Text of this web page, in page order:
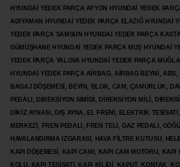
HYUNDAİ YEDEK PARÇA AFYON HYUNDAİ YEDEK
ADIYAMAN HYUNDAİ YEDEK PARÇA ELAZIĞ HYUNDAİ
YEDEK PARÇA SAMSUN HYUNDAİ YEDEK PARÇA
GÜMÜŞHANE HYUNDAİ YEDEK PARÇA MUŞ HYUNDAİ
YEDEK PARÇA YALOVA HYUNDAİ YEDEK PARÇA
HYUNDAİ YEDEK PARÇA AİRBAG, AİRBAG BEYNİ,
BAGAJ DÖŞEMESİ, BEYİN, BLOK, CAM, ÇAMURLUK,
PEDALI, DİREKSİYON SİMİDİ, DİREKSİYON MİLİ,
DİKİZ AYNASI, DIŞ AYNA, EL FRENİ, ELEKTRİK
MERKEZİ, FREN PEDALI, FREN TELİ, GAZ PEDALI,
HAVALANDIRMA IZGARASI, HAVA FİLTRE KUTUSU,
KAPI DÖŞEMESİ, KAPI CAMI, KAPI CAM MOTORU,
KOLU, KAPI TESİSATI, KAPI KİLİDİ, KAPUT, KONTAK,